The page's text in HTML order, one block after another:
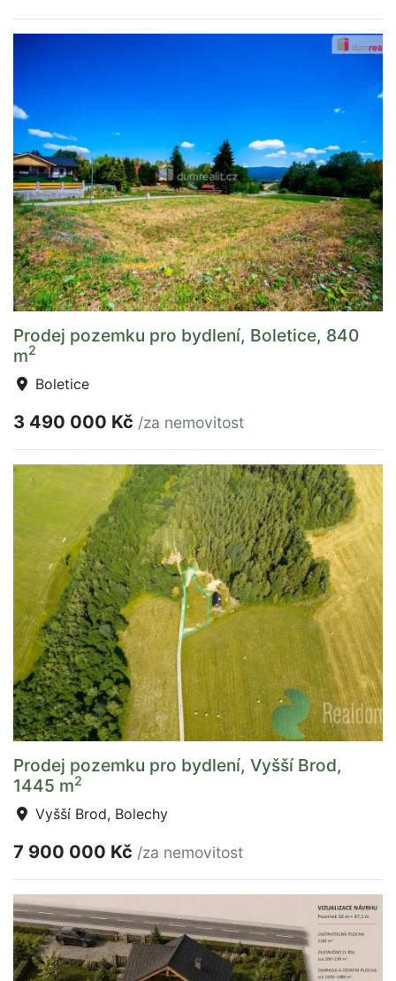
Prodej pozemku pro bydlení, Boletice, 840
m2
Boletice
3 490 000 Kč /za nemovitost
Prodej pozemku pro bydlení, Vyšší Brod,
1445 m2
Vyšší Brod, Bolechy
7 900 000 Kč /za nemovitost